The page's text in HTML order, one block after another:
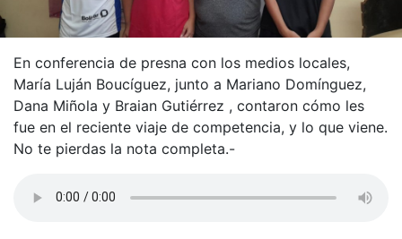
En conferencia de presna con los medios locales,
María Luján Boucíguez, junto a Mariano Domínguez,
Dana Miñola y Braian Gutiérrez , contaron cómo les
fue en el reciente viaje de competencia, y lo que viene.
No te pierdas la nota completa.-